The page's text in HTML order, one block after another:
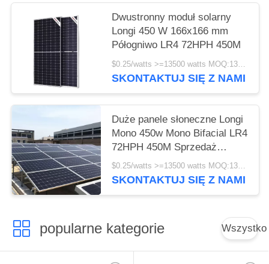
Dwustronny moduł solarny
Longi 450 W 166x166 mm
Półogniwo LR4 72HPH 450M
$0.25/watts >=13500 watts MOQ:13500 watts
SKONTAKTUJ SIĘ Z NAMI
Duże panele słoneczne Longi
Mono 450w Mono Bifacial LR4
72HPH 450M Sprzedaż
hurtowa
$0.25/watts >=13500 watts MOQ:13500 watów
SKONTAKTUJ SIĘ Z NAMI
popularne kategorie Wszystko